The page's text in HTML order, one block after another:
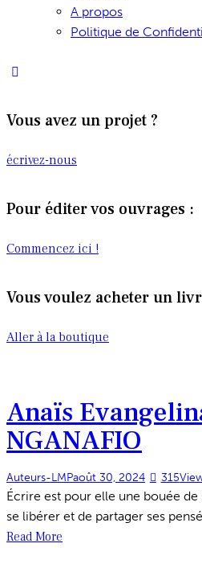
A propos
Politique de
Vous avez un projet ?
écrivez-nous
Pour éditer vos ouvrages :
Commencez ici !
Vous voulez acheter un
Aller à la boutique
Anaïs
NGANAFIO
Auteurs-LMPaoût 30, 2024 315
Écrire est pour elle une bouée
se libérer et de partager ses
Read More